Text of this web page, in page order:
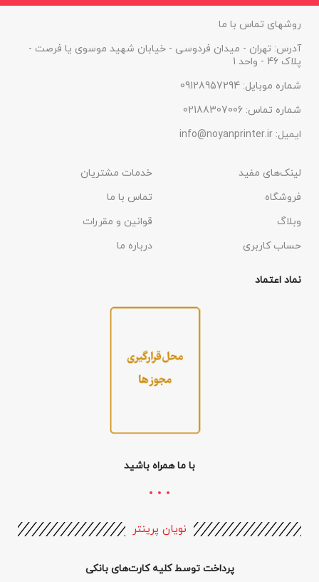
روشهای تماس با ما
آدرس: تهران - میدان فردوسی - خیابان شهید موسوی یا فرصت -
پلاک 46 - واحد 1
شماره موبایل: 09128957294
شماره تماس: 02188307006
ایمیل: info@noyanprinter.ir
لینک‌های مفید
فروشگاه
وبلاگ
حساب کاربری
خدمات مشتریان
تماس با ما
قوانین و مقررات
درباره ما
نماد اعتماد
با ما همراه باشید
نویان پرینتر
پرداخت توسط کلیه کارت‌های بانکی